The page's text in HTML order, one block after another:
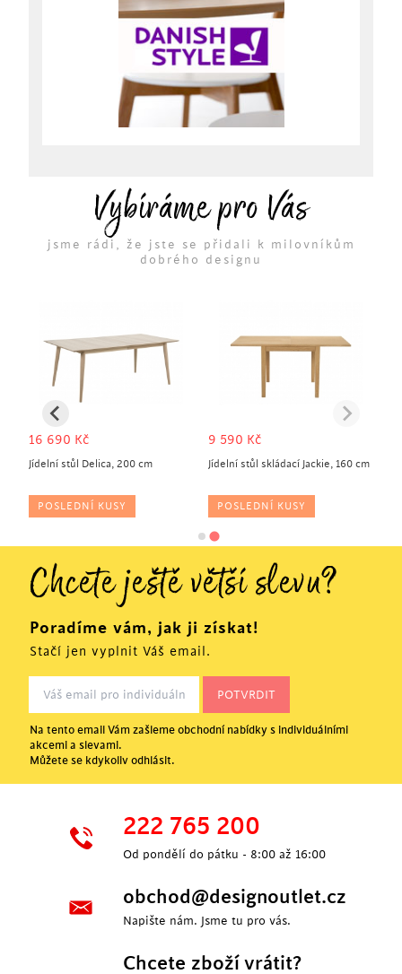
Vybíráme pro Vás
jsme rádi, že jste se přidali k milovníkům
dobrého designu
16 690 Kč
Jídelní stůl Delica, 200 cm
POSLEDNÍ KUSY
9 590 Kč
Jídelní stůl skládací Jackie, 160 cm
POSLEDNÍ KUSY
Chcete ještě větší slevu?
Poradíme vám, jak ji získat!
Stačí jen vyplnit Váš email.
Na tento email Vám zašleme obchodní nabídky s individuálními
akcemi a slevami.
Můžete se kdykoliv odhlásit.
222 765 200
Od pondělí do pátku - 8:00 až 16:00
obchod@designoutlet.cz
Napište nám. Jsme tu pro vás.
Chcete zboží vrátit?